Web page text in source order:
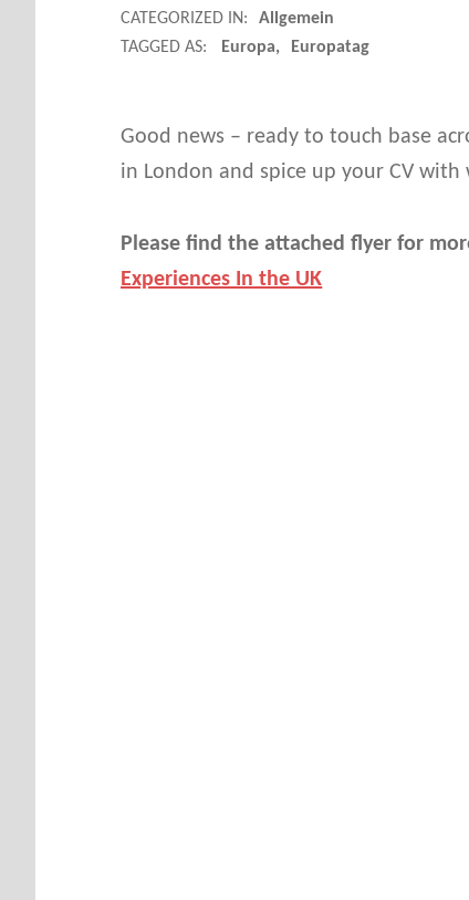
O
D
E
CATEGORIZED IN:
Allgemein
TAGGED AS:
Europa Europatag
Good news – ready to touch base
in London and spice up your CV with
Please find the attached flyer for
Experiences In the UK